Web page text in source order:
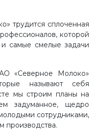
трудится сплоченная
которой
самые смелые задачи
«Северное Молоко»
называют себя
мы строим планы на
задуманное, щедро
сотрудниками,
производства.